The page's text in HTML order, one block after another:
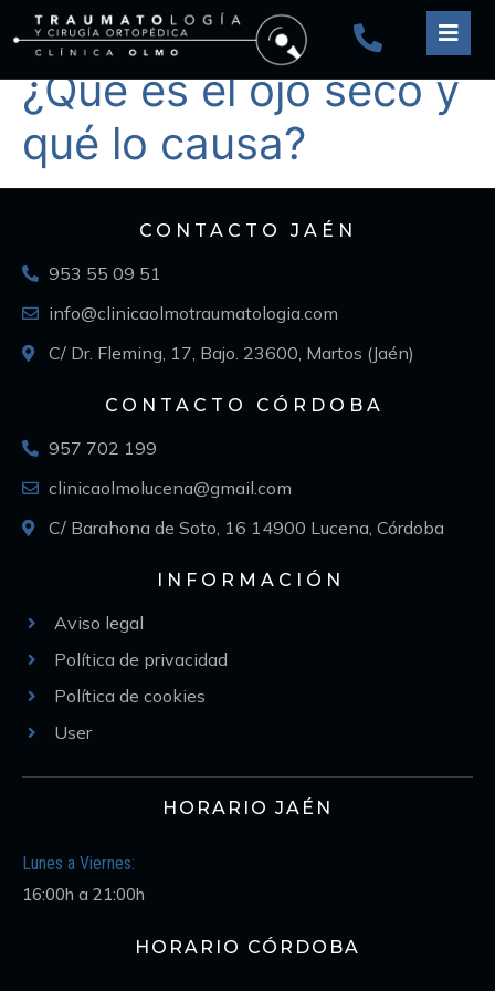
¿Qué es el ojo seco y
qué lo causa?
CONTACTO JAÉN
953 55 09 51
info@clinicaolmotraumatologia.com
C/ Dr. Fleming, 17, Bajo. 23600, Martos (Jaén)
CONTACTO CÓRDOBA
957 702 199
clinicaolmolucena@gmail.com
C/ Barahona de Soto, 16 14900 Lucena, Córdoba
INFORMACIÓN
Aviso legal
Política de privacidad
Política de cookies
User
HORARIO JAÉN
Lunes a Viernes:
16:00h a 21:00h
HORARIO CÓRDOBA